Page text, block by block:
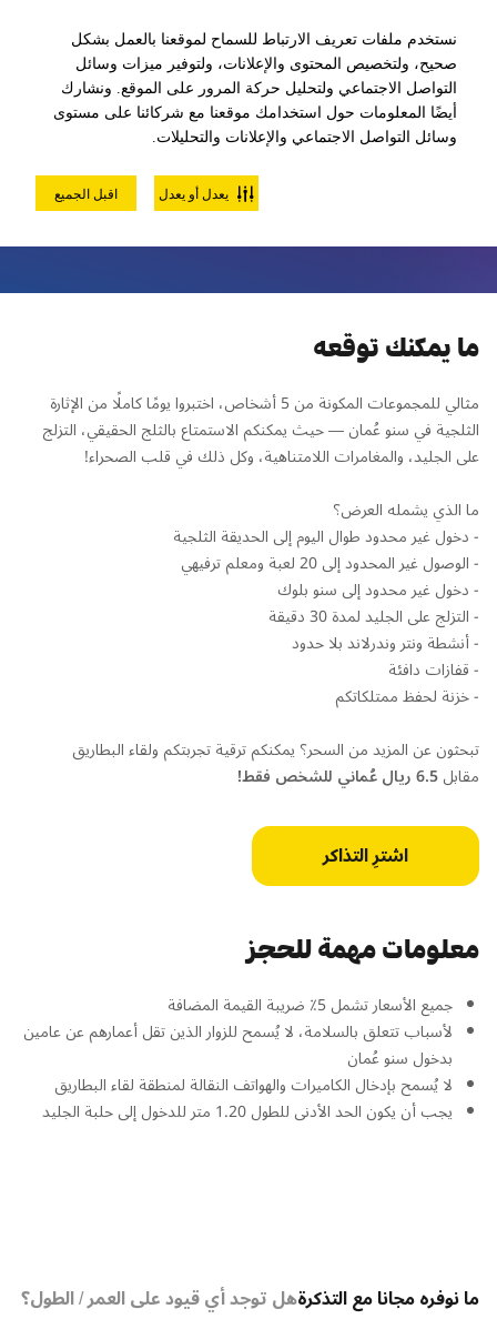
نستخدم ملفات تعريف الارتباط للسماح لموقعنا بالعمل بشكل
صحيح، ولتخصيص المحتوى والإعلانات، ولتوفير ميزات وسائل
التواصل الاجتماعي ولتحليل حركة المرور على الموقع. ونشارك
أيضًا المعلومات حول استخدامك موقعنا مع شركائنا على مستوى
وسائل التواصل الاجتماعي والإعلانات والتحليلات.
اقبل الجميع يعدل أو يعدل
تذكرة اليوم الكامل العائلية
ما يمكنك توقعه
مثالي للمجموعات المكونة من 5 أشخاص، اختبروا يومًا كاملًا من الإثارة
الثلجية في سنو عُمان — حيث يمكنكم الاستمتاع بالثلج الحقيقي، التزلج
على الجليد، والمغامرات اللامتناهية، وكل ذلك في قلب الصحراء!
ما الذي يشمله العرض؟
- دخول غير محدود طوال اليوم إلى الحديقة الثلجية
- الوصول غير المحدود إلى 20 لعبة ومعلم ترفيهي
- دخول غير محدود إلى سنو بلوك
-التزلج على الجليد لمدة 30 دقيقة
- أنشطة ونتر وندرلاند بلا حدود
- قفازات دافئة
- خزنة لحفظ ممتلكاتكم
تبحثون عن المزيد من السحر؟ يمكنكم ترقية تجربتكم ولقاء البطاريق
مقابل
اشترِ التذاكر
معلومات مهمة للحجز
جميع الأسعار تشمل 5٪ ضريبة القيمة المضافة
لأسباب تتعلق بالسلامة، لا يُسمح للزوار الذين تقل أعمارهم عن عامين
بدخول سنو عُمان
لا يُسمح بإدخال الكاميرات والهواتف النقالة لمنطقة لقاء البطاريق
يجب أن يكون الحد الأدنى للطول 1.20 متر للدخول إلى حلبة الجليد
ما نوفره مجانا مع التذكرةهل توجد أي قيود على العمر / الطول؟